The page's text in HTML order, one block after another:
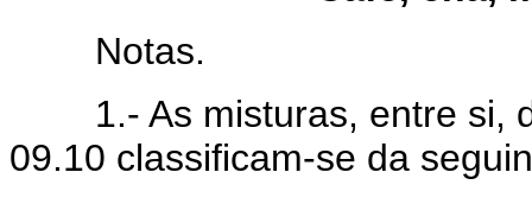
Notas.
1.- As misturas, entre si,
09.10 classificam-se da